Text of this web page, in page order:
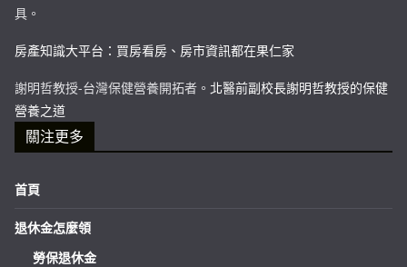
具。
房產知識大平台：買房看房、房市資訊都在果仁家
謝明哲教授-台灣保健營養開拓者。 北醫前副校長謝明哲教授的保健
營養之道
關注更多
首頁
退休金怎麼領
勞保退休金